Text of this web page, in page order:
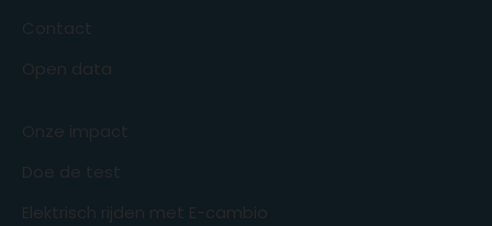
Contact
Open data
Onze impact
Doe de test
Elektrisch rijden met E-cambio